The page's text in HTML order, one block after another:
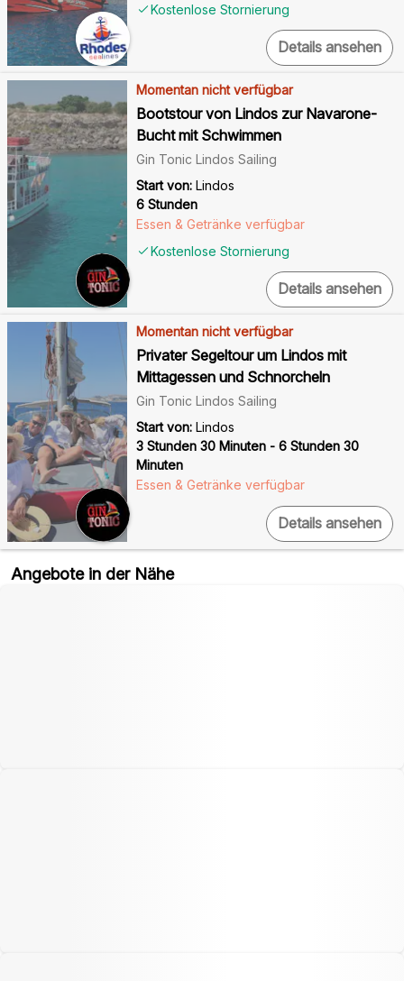
Kostenlose Stornierung
Details ansehen
Momentan nicht verfügbar
Bootstour von Lindos zur Navarone-
Bucht mit Schwimmen
Gin Tonic Lindos Sailing
Start von: Lindos
6 Stunden
Kostenlose Stornierung
Essen & Getränke verfügbar
Details ansehen
Momentan nicht verfügbar
Privater Segeltour um Lindos mit
Mittagessen und Schnorcheln
Gin Tonic Lindos Sailing
Start von: Lindos
3 Stunden 30 Minuten - 6 Stunden 30
Minuten
Essen & Getränke verfügbar
Details ansehen
Angebote in der Nähe